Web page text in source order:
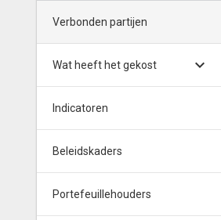
Verbonden partijen
Wat heeft het gekost
Indicatoren
Beleidskaders
Portefeuillehouders